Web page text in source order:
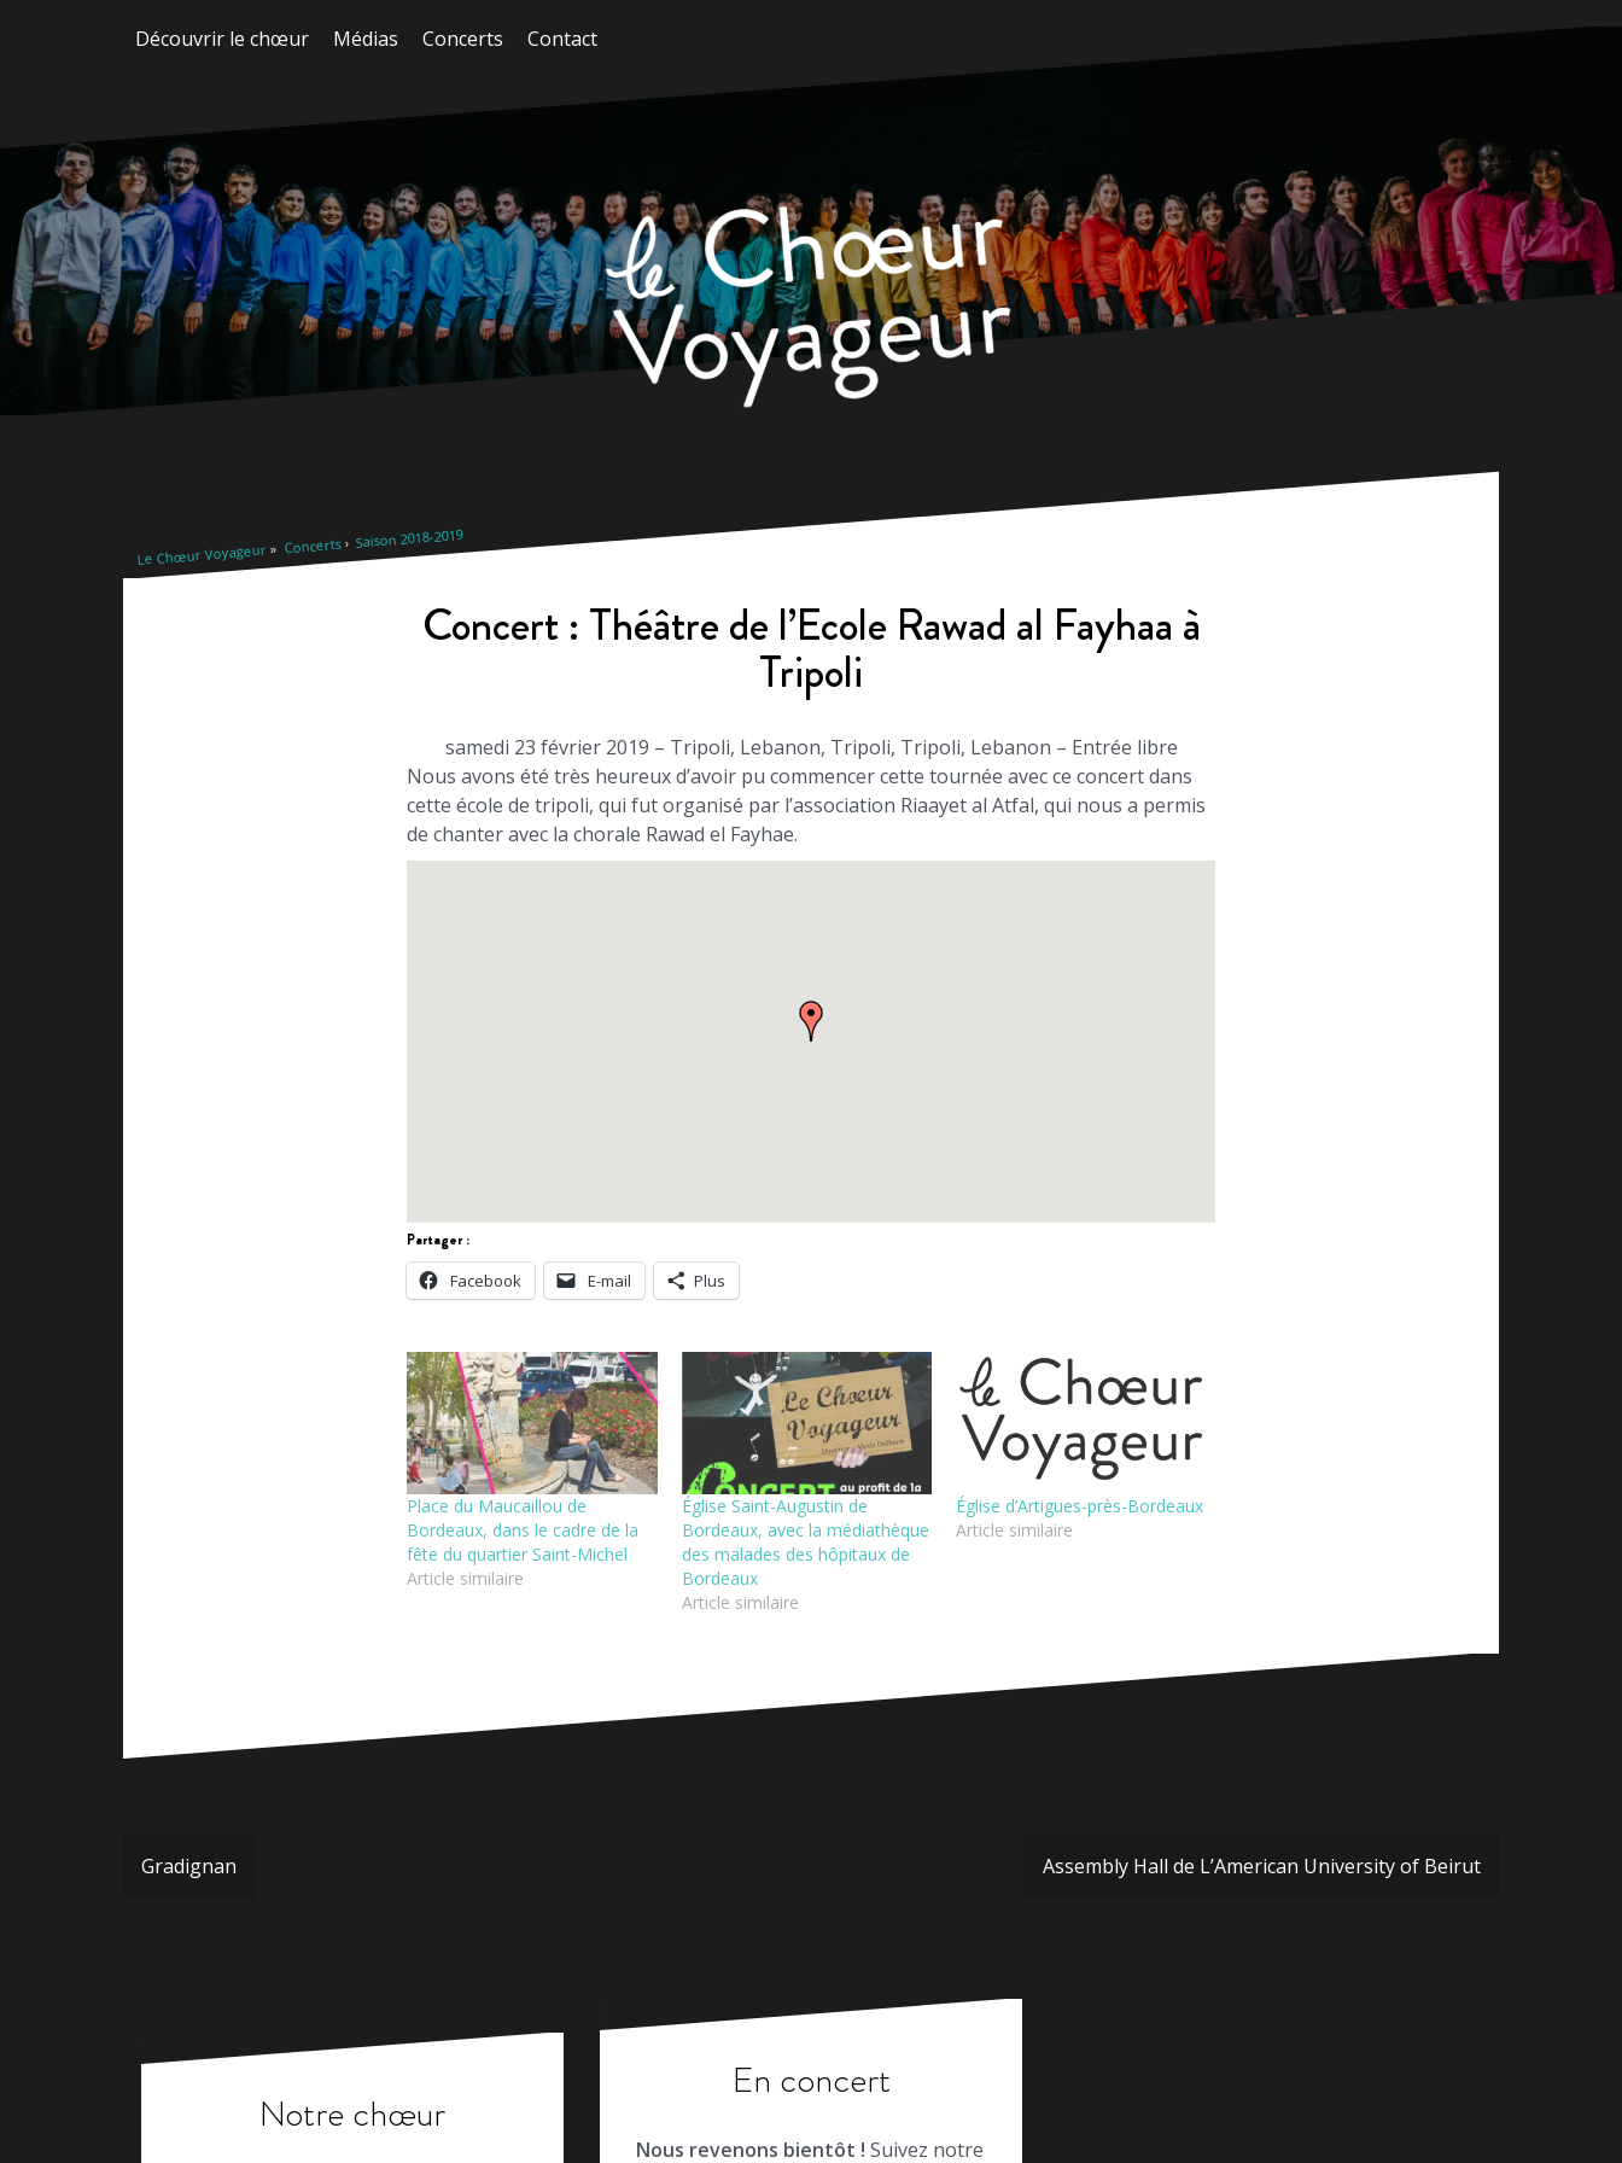
Découvrir le chœur Médias Concerts Contact
Le Chœur Voyageur Concerts Saison 2018-2019
Concert : Théâtre de l’Ecole Rawad al Fayhaa à
Tripoli
samedi 23 février 2019 – Tripoli, Lebanon, Tripoli, Tripoli, Lebanon – Entrée libre
Nous avons été très heureux d’avoir pu commencer cette tournée avec ce concert dans
cette école de tripoli, qui fut organisé par l’association Riaayet al Atfal, qui nous a permis
de chanter avec la chorale Rawad el Fayhae.
Partager :
Facebook
E-mail Plus
Place du Maucaillou de
Bordeaux, dans le cadre de la
fête du quartier Saint-Michel
Article similaire
Église Saint-Augustin de
Bordeaux, avec la médiathèque
des malades des hôpitaux de
Bordeaux
Article similaire
Église d’Artigues-près-Bordeaux
Article similaire
Navigation
Gradignan Assembly Hall de L’American University of Beirut
Notre chœur
En concert
Nous revenons bientôt ! Suivez notre